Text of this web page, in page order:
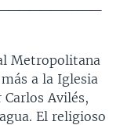
Metropolitana
a la Iglesia
Avilés,
El religioso